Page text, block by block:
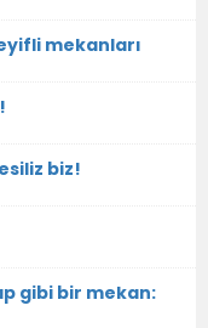
mekanları
biz!
gibi bir mekan: